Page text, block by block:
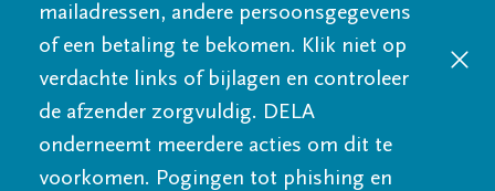
mailadressen, andere persoonsgegevens
of een betaling te bekomen. Klik niet op
verdachte links of bijlagen en controleer
de afzender zorgvuldig. DELA
onderneemt meerdere acties om dit te
voorkomen. Pogingen tot phishing en